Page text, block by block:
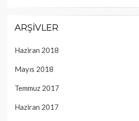
ARŞIVLER
Haziran 2018
Mayıs 2018
Temmuz 2017
Haziran 2017